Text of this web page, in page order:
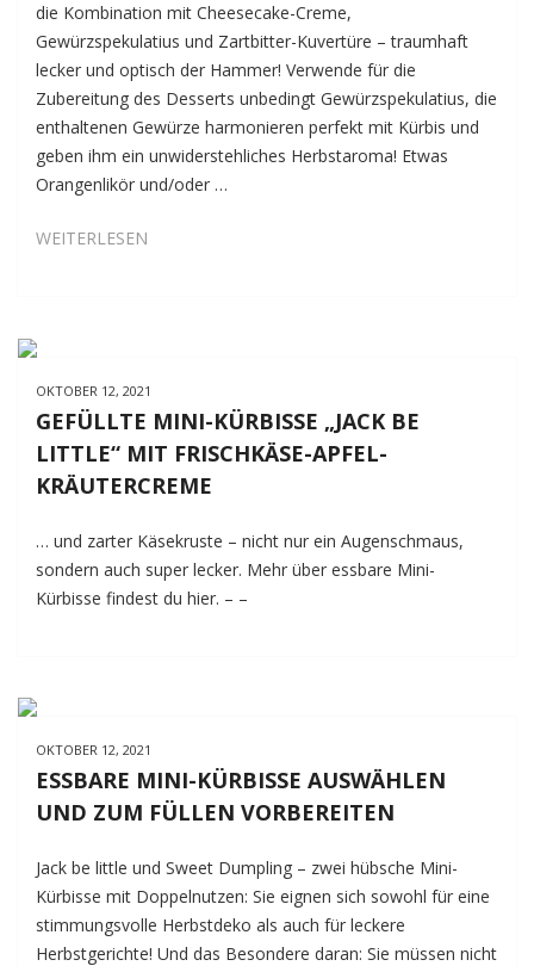
die Kombination mit Cheesecake-Creme,
Gewürzspekulatius und Zartbitter-Kuvertüre – traumhaft
lecker und optisch der Hammer! Verwende für die
Zubereitung des Desserts unbedingt Gewürzspekulatius, die
enthaltenen Gewürze harmonieren perfekt mit Kürbis und
geben ihm ein unwiderstehliches Herbstaroma! Etwas
Orangenlikör und/oder …
WEITERLESEN
GEWÜRZSPEKULATIUS-
SCHOKO-
CRUNCH
OKTOBER 12, 2021
GEFÜLLTE MINI-KÜRBISSE „JACK BE
LITTLE“ MIT FRISCHKÄSE-APFEL-
KRÄUTERCREME
… und zarter Käsekruste – nicht nur ein Augenschmaus,
sondern auch super lecker. Mehr über essbare Mini-
Kürbisse findest du hier. – –
OKTOBER 12, 2021
ESSBARE MINI-KÜRBISSE AUSWÄHLEN
UND ZUM FÜLLEN VORBEREITEN
Jack be little und Sweet Dumpling – zwei hübsche Mini-
Kürbisse mit Doppelnutzen: Sie eignen sich sowohl für eine
stimmungsvolle Herbstdeko als auch für leckere
Herbstgerichte! Und das Besondere daran: Sie müssen nicht